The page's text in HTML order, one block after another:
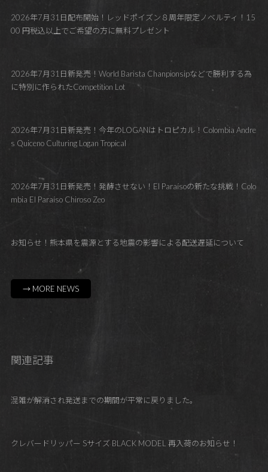
2026年7月31日配布開始！レッドポイズン８周年限定ノベルティ！15
00 円税込以上でご希望の方に無料プレゼント
2026年7月31日新発売！World Barista Chanpionsipなどで勝利する為
に特別に作られたCompetition Lot
2026年7月31日新発売！今年のLOGANはトロピカル！Colombia Andre
s Quiceno Culturing Logan Tropical
2026年7月31日新発売！発酵させない！El Paraísoの新たな挑戦！Colo
mbia El Paraíso Chiroso Zeo
お知らせ！熊本県を震源とする地震の影響による配送遅延について
→ MORE NEWS
関連記事
混雑が解消され発送までの期間が平常に戻りました。
クレバードリッパー Sサイズ BLACK MODEL 再入荷のお知らせ！